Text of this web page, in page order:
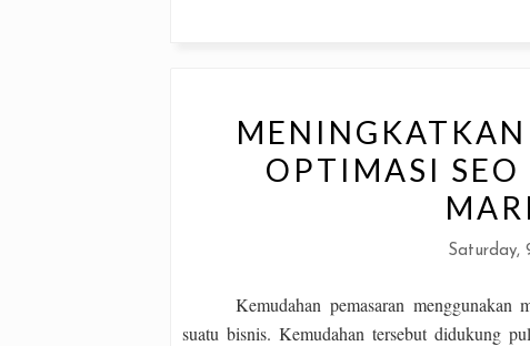
OPTIMASI
Saturday,
Kemudahan pemasaran menggunakan
suatu bisnis. Kemudahan tersebut didukung